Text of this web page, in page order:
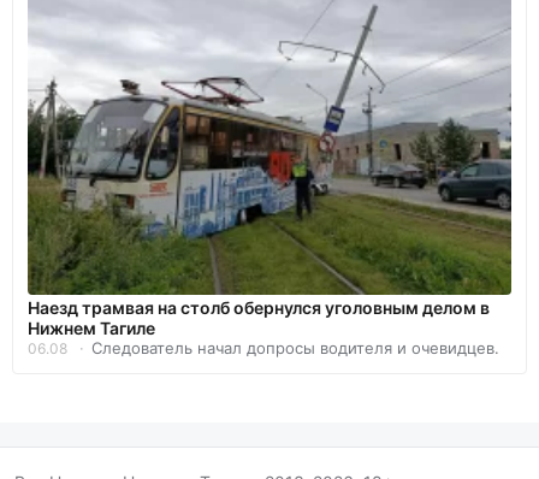
Наезд трамвая на столб обернулся уголовным делом в
Нижнем Тагиле
06.08 Следователь начал допросы водителя и очевидцев.